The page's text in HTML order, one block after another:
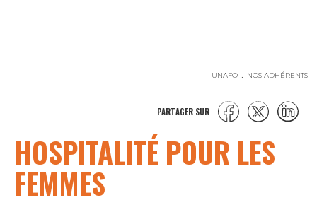
PARTAGER SUR
UNAFO NOS ADHÉRENTS
HOSPITALITÉ POUR LES
FEMMES